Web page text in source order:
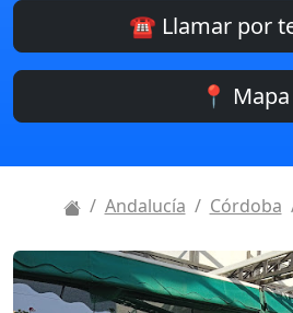
☎️ Llamar por
📍 Mapa
Andalucía Córdoba